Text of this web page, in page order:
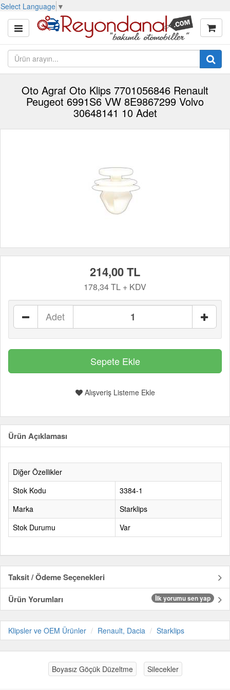
Select Language ▼
Oto Agraf Oto Klips 7701056846 Renault
Peugeot 6991S6 VW 8E9867299 Volvo
30648141 10 Adet
214,00 TL
178,34 TL + KDV
Adet
Alışveriş Listeme Ekle
Ürün Açıklaması
Diğer Özellikler
Stok Kodu
3384-1
Marka
Starklips
Stok Durumu
Var
Taksit / Ödeme Seçenekleri
Ürün Yorumları
İlk yorumu sen yap
Klipsler ve OEM Ürünler Renault, Dacia Starklips
Boyasız Göçük Düzeltme Silecekler